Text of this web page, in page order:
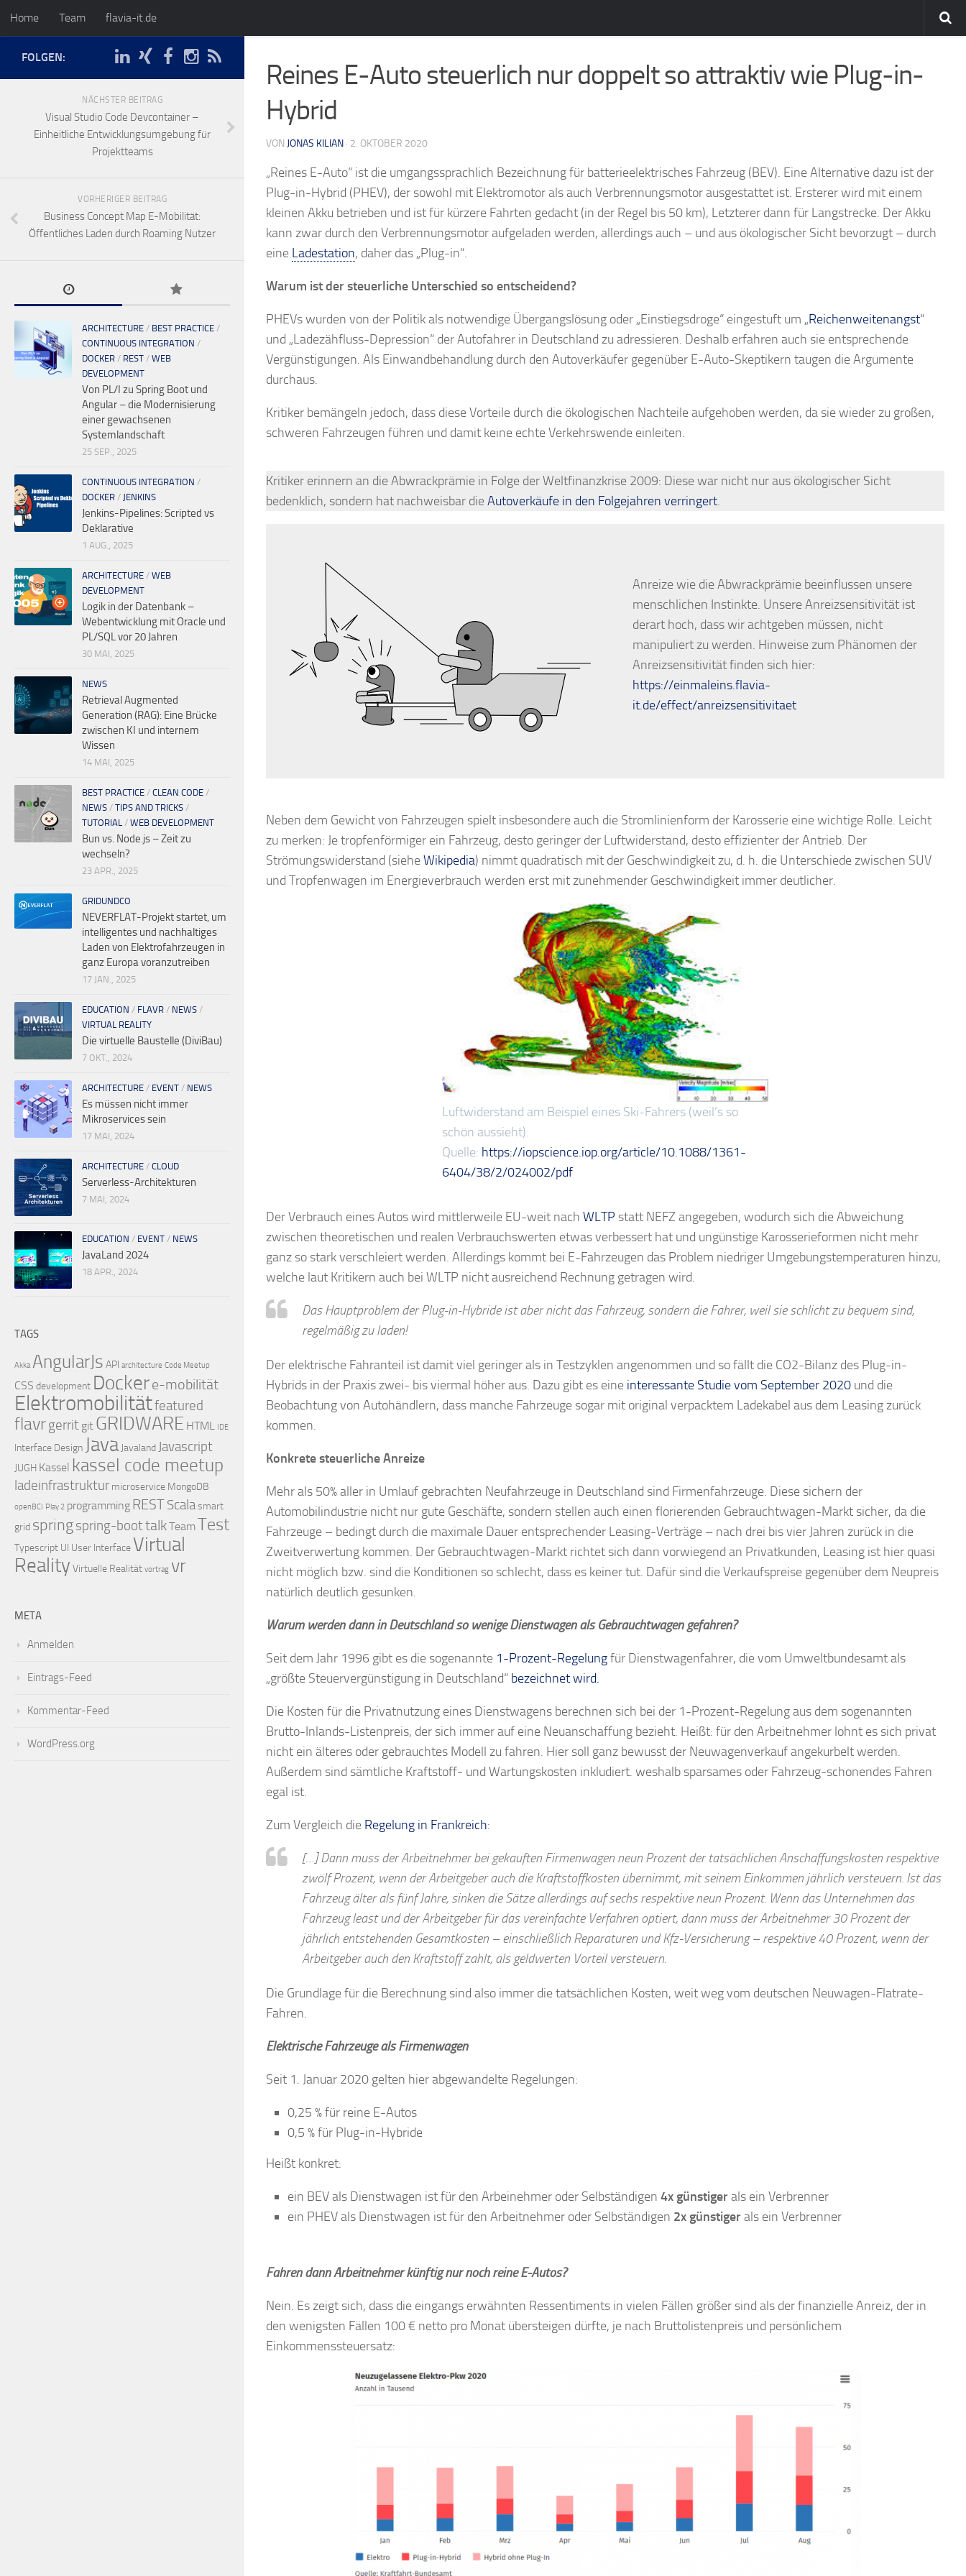
Home Team flavia-it.de
Reines E-Auto steuerlich nur doppelt so attraktiv wie Plug-in-
Hybrid
VON JONAS KILIAN · 2. OKTOBER 2020
„Reines E-Auto“ ist die umgangssprachlich Bezeichnung für batterieelektrisches Fahrzeug (BEV). Eine Alternative dazu ist der
Plug-in-Hybrid (PHEV), der sowohl mit Elektromotor als auch Verbrennungsmotor ausgestattet ist. Ersterer wird mit einem
kleinen Akku betrieben und ist für kürzere Fahrten gedacht (in der Regel bis 50 km), Letzterer dann für Langstrecke. Der Akku
kann zwar durch den Verbrennungsmotor aufgeladen werden, allerdings auch – und aus ökologischer Sicht bevorzugt – durch
eine Ladestation, daher das „Plug-in“.
Warum ist der steuerliche Unterschied so entscheidend?
PHEVs wurden von der Politik als notwendige Übergangslösung oder „Einstiegsdroge“ eingestuft um „Reichenweitenangst“
und „Ladezähfluss-Depression“ der Autofahrer in Deutschland zu adressieren. Deshalb erfahren auch sie entsprechende
Vergünstigungen. Als Einwandbehandlung durch den Autoverkäufer gegenüber E-Auto-Skeptikern taugen die Argumente
durchaus.
Kritiker bemängeln jedoch, dass diese Vorteile durch die ökologischen Nachteile aufgehoben werden, da sie wieder zu großen,
schweren Fahrzeugen führen und damit keine echte Verkehrswende einleiten.
Kritiker erinnern an die Abwrackprämie in Folge der Weltfinanzkrise 2009: Diese war nicht nur aus ökologischer Sicht
bedenklich, sondern hat nachweisbar dieAutoverkäufe in den Folgejahren verringert.
Anreize wie die Abwrackprämie beeinflussen unsere
menschlichen Instinkte. Unsere Anreizsensitivität ist
derart hoch, dass wir achtgeben müssen, nicht
manipuliert zu werden. Hinweise zum Phänomen der
Anreizsensitivität finden sich hier:
https://einmaleins.flavia-
it.de/effect/anreizsensitivitaet
Neben dem Gewicht von Fahrzeugen spielt insbesondere auch die Stromlinienform der Karosserie eine wichtige Rolle. Leicht
zu merken: Je tropfenförmiger ein Fahrzeug, desto geringer der Luftwiderstand, desto effizienter der Antrieb. Der
Strömungswiderstand (sieheWikipedia) nimmt quadratisch mit der Geschwindigkeit zu, d. h. die Unterschiede zwischen SUV
und Tropfenwagen im Energieverbrauch werden erst mit zunehmender Geschwindigkeit immer deutlicher.
Luftwiderstand am Beispiel eines Ski-Fahrers (weil’s so
schön aussieht).
Quelle: https://iopscience.iop.org/article/10.1088/1361-
6404/38/2/024002/pdf
Der Verbrauch eines Autos wird mittlerweile EU-weit nach WLTP statt NEFZ angegeben, wodurch sich die Abweichung
zwischen theoretischen und realen Verbrauchswerten etwas verbessert hat und ungünstige Karosserieformen nicht mehr
ganz so stark verschleiert werden. Allerdings kommt bei E-Fahrzeugen das Problem niedriger Umgebungstemperaturen hinzu,
welche laut Kritikern auch bei WLTP nicht ausreichend Rechnung getragen wird.
Das Hauptproblem der Plug-in-Hybride ist aber nicht das Fahrzeug, sondern die Fahrer, weil sie schlicht zu bequem sind,
regelmäßig zu laden!
Der elektrische Fahranteil ist damit viel geringer als in Testzyklen angenommen und so fällt die CO2-Bilanz des Plug-in-
Hybrids in der Praxis zwei- bis viermal höher aus. Dazu gibt es eine interessante Studie vom September 2020 und die
Beobachtung von Autohändlern, dass manche Fahrzeuge sogar mit original verpacktem Ladekabel aus dem Leasing zurück
kommen.
Konkrete steuerliche Anreize
Mehr als 50% aller in Umlauf gebrachten Neufahrzeuge in Deutschland sind Firmenfahrzeuge. Diese sichern der
Automobilindustrie nicht nur gute Geschäfte, sondern stellen auch einen florierenden Gebrauchtwagen-Markt sicher, da die
Fahrzeuge – bedingt durch die maximale Dauer entsprechender Leasing-Verträge – nach drei bis vier Jahren zurück in die
Zweitverwertung kommen. Der Gebrauchtwagen-Markt richtet sich dann vorwiegend an Privatkunden, Leasing ist hier quasi
nicht möglich bzw. sind die Konditionen so schlecht, dass es keiner tut. Dafür sind die Verkaufspreise gegenüber dem Neupreis
natürlich deutlich gesunken.
Warum werden dann in Deutschland so wenige Dienstwagen als Gebrauchtwagen gefahren?
Seit dem Jahr 1996 gibt es die sogenannte 1-Prozent-Regelungfür Dienstwagenfahrer, die vom Umweltbundesamt als
„größte Steuervergünstigung in Deutschland“ bezeichnet wird.
Die Kosten für die Privatnutzung eines Dienstwagens berechnen sich bei der 1-Prozent-Regelung aus dem sogenannten
Brutto-Inlands-Listenpreis, der sich immer auf eine Neuanschaffung bezieht. Heißt: für den Arbeitnehmer lohnt es sich privat
nicht ein älteres oder gebrauchtes Modell zu fahren. Hier soll ganz bewusst der Neuwagenverkauf angekurbelt werden.
Außerdem sind sämtliche Kraftstoff- und Wartungskosten inkludiert. weshalb sparsames oder Fahrzeug-schonendes Fahren
egal ist.
Zum Vergleich die Regelung in Frankreich:
[…]Dann muss der Arbeitnehmer bei gekauften Firmenwagen neun Prozent der tatsächlichen Anschaffungskosten respektive
zwölf Prozent, wenn derArbeitgeber auch die Kraftstoffkosten übernimmt, mit seinem Einkommen jährlich versteuern. Ist das
Fahrzeug älter als fünf Jahre, sinken die Sätze allerdings auf sechs respektive neun Prozent. Wenn das Unternehmen das
Fahrzeug least und der Arbeitgeber für das vereinfachte Verfahren optiert, dann muss der Arbeitnehmer 30 Prozent der
jährlich entstehenden Gesamtkosten – einschließlich Reparaturen und Kfz-Versicherung – respektive 40 Prozent, wenn der
Arbeitgeber auch den Kraftstoff zahlt, als geldwerten Vorteil versteuern.
Die Grundlage für die Berechnung sind also immer die tatsächlichen Kosten, weit weg vom deutschen Neuwagen-Flatrate-
Fahren.
Elektrische Fahrzeuge als Firmenwagen
Seit 1. Januar 2020 gelten hier abgewandelte Regelungen:
0,25 % für reine E-Autos
0,5 % für Plug-in-Hybride
Heißt konkret:
ein BEV als Dienstwagen ist für den Arbeinehmer oder Selbständigen 4x günstigerals ein Verbrenner
ein PHEV als Dienstwagen ist für den Arbeitnehmer oder Selbständigen 2x günstigerals ein Verbrenner
Fahren dann Arbeitnehmer künftig nur noch reine E-Autos?
Nein. Es zeigt sich, dass die eingangs erwähnten Ressentiments in vielen Fällen größer sind als der finanzielle Anreiz, der in
den wenigsten Fällen 100 € netto pro Monat übersteigen dürfte, je nach Bruttolistenpreis und persönlichem
Einkommenssteuersatz:
FOLGEN:
NÄCHSTER BEITRAG
Visual Studio Code Devcontainer –
Einheitliche Entwicklungsumgebung für
Projektteams
VORHERIGER BEITRAG
Business Concept Map E-Mobilität:
Öffentliches Laden durch Roaming Nutzer
ARCHITECTURE / BEST PRACTICE /
CONTINUOUS INTEGRATION /
DOCKER / REST / WEB
DEVELOPMENT
Von PL/I zu Spring Boot und
Angular – die Modernisierung
einer gewachsenen
Systemlandschaft
25 SEP., 2025
CONTINUOUS INTEGRATION /
DOCKER / JENKINS
Jenkins-Pipelines: Scripted vs
Deklarative
1 AUG., 2025
ARCHITECTURE / WEB
DEVELOPMENT
Logik in der Datenbank –
Webentwicklung mit Oracle und
PL/SQL vor 20 Jahren
30 MAI, 2025
NEWS
Retrieval Augmented
Generation (RAG): Eine Brücke
zwischen KI und internem
Wissen
14 MAI, 2025
BEST PRACTICE / CLEAN CODE /
NEWS / TIPS AND TRICKS /
TUTORIAL / WEB DEVELOPMENT
Bun vs. Node.js – Zeit zu
wechseln?
23 APR., 2025
GRIDUNDCO
NEVERFLAT-Projekt startet, um
intelligentes und nachhaltiges
Laden von Elektrofahrzeugen in
ganz Europa voranzutreiben
17 JAN., 2025
EDUCATION / FLAVR / NEWS /
VIRTUAL REALITY
Die virtuelle Baustelle (DiviBau)
7 OKT., 2024
ARCHITECTURE / EVENT / NEWS
Es müssen nicht immer
Mikroservices sein
17 MAI, 2024
ARCHITECTURE / CLOUD
Serverless-Architekturen
7 MAI, 2024
EDUCATION / EVENT / NEWS
JavaLand 2024
18 APR., 2024
TAGS
Akka AngularJs API architecture Code Meetup
CSS development Dockere-mobilität
Elektromobilitätfeatured
flavrgerrit git GRIDWARE HTML IDE
Interface Design Java Javaland Javascript
JUGH Kassel kassel code meetup
ladeinfrastruktur microservice MongoDB
openBCI Play 2 programming RESTScalasmart
grid springspring-boottalkTeamTest
Typescript UI User Interface Virtual
Reality Virtuelle Realität vortrag vr
META
Anmelden
Eintrags-Feed
Kommentar-Feed
WordPress.org